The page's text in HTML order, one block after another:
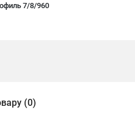
7/8/960
(0)